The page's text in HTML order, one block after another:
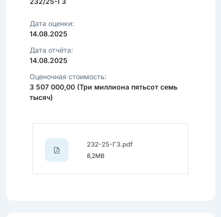
Дата оценки:
14.08.2025
Дата отчёта:
14.08.2025
Оценочная стоимость:
3 507 000,00 (Три миллиона пятьсот семь
тысяч)
232-25-ГЗ.pdf
8,2MB